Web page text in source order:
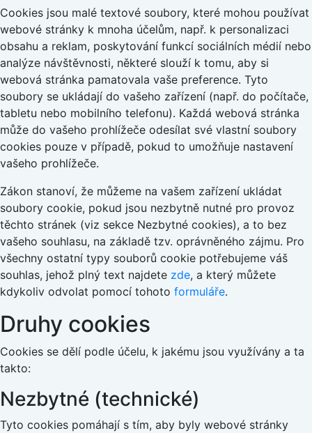
Cookies jsou malé textové soubory, které mohou používat
webové stránky k mnoha účelům, např. k personalizaci
obsahu a reklam, poskytování funkcí sociálních médií nebo
analýze návštěvnosti, některé slouží k tomu, aby si
webová stránka pamatovala vaše preference. Tyto
soubory se ukládají do vašeho zařízení (např. do počítače,
tabletu nebo mobilního telefonu). Každá webová stránka
může do vašeho prohlížeče odesílat své vlastní soubory
cookies pouze v případě, pokud to umožňuje nastavení
vašeho prohlížeče.
Zákon stanoví, že můžeme na vašem zařízení ukládat
soubory cookie, pokud jsou nezbytně nutné pro provoz
těchto stránek (viz sekce Nezbytné cookies), a to bez
vašeho souhlasu, na základě tzv. oprávněného zájmu. Pro
všechny ostatní typy souborů cookie potřebujeme váš
souhlas, jehož plný text najdete zde, a který můžete
kdykoliv odvolat pomocí tohoto formuláře.
Druhy cookies
Cookies se dělí podle účelu, k jakému jsou využívány a ta
takto:
Nezbytné (technické)
Tyto cookies pomáhají s tím, aby byly webové stránky